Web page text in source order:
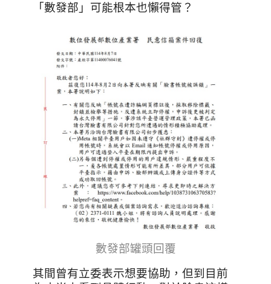
「數發部」可能根本也懶得管？
數發部罐頭回覆
其間曾有立委表示想要協助，但到目前